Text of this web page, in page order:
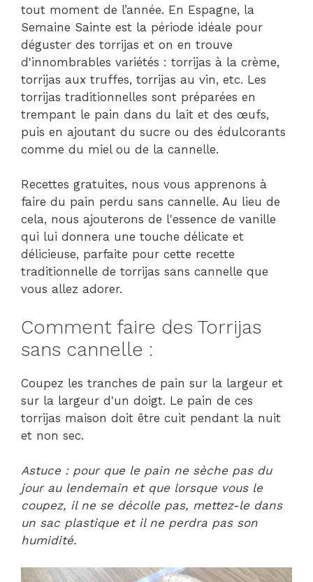
tout moment de l’année. En Espagne, la
Semaine Sainte est la période idéale pour
déguster des torrijas et on en trouve
d'innombrables variétés : torrijas à la crème,
torrijas aux truffes, torrijas au vin, etc. Les
torrijas traditionnelles sont préparées en
trempant le pain dans du lait et des œufs,
puis en ajoutant du sucre ou des édulcorants
comme du miel ou de la cannelle.
Recettes gratuites, nous vous apprenons à
faire du pain perdu sans cannelle. Au lieu de
cela, nous ajouterons de l'essence de vanille
qui lui donnera une touche délicate et
délicieuse, parfaite pour cette recette
traditionnelle de torrijas sans cannelle que
vous allez adorer.
Comment faire des Torrijas
sans cannelle :
Coupez les tranches de pain sur la largeur et
sur la largeur d'un doigt. Le pain de ces
torrijas maison doit être cuit pendant la nuit
et non sec.
Astuce : pour que le pain ne sèche pas du
jour au lendemain et que lorsque vous le
coupez, il ne se décolle pas, mettez-le dans
un sac plastique et il ne perdra pas son
humidité.